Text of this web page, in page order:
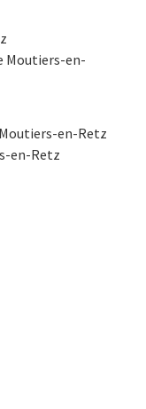
Moutiers-en-
en-Retz
en-Retz